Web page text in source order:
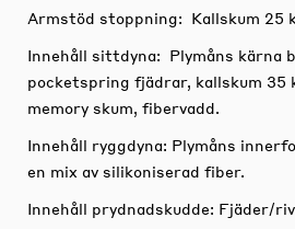
Armstöd stoppning: Kallskum 25
Innehåll sittdyna: Plymåns kärna
pocketspring fjädrar, kallskum 35
memory skum, fibervadd.
Innehåll ryggdyna: Plymåns
en mix av silikoniserad fiber.
Innehåll prydnadskudde: Fjäder/